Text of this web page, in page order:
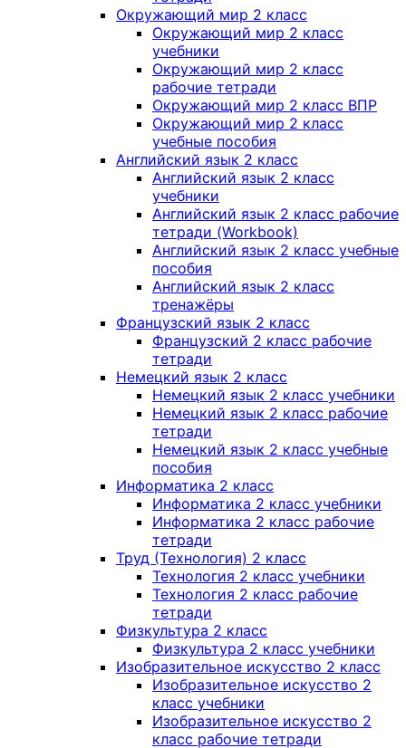
Окружающий мир 2 класс
Окружающий мир 2 класс
учебники
Окружающий мир 2 класс
рабочие тетради
Окружающий мир 2 класс ВПР
Окружающий мир 2 класс
учебные пособия
Английский язык 2 класс
Английский язык 2 класс
учебники
Английский язык 2 класс рабочие
тетради (Workbook)
Английский язык 2 класс учебные
пособия
Английский язык 2 класс
тренажёры
Французский язык 2 класс
Французский 2 класс рабочие
тетради
Немецкий язык 2 класс
Немецкий язык 2 класс учебники
Немецкий язык 2 класс рабочие
тетради
Немецкий язык 2 класс учебные
пособия
Информатика 2 класс
Информатика 2 класс учебники
Информатика 2 класс рабочие
тетради
Труд (Технология) 2 класс
Технология 2 класс учебники
Технология 2 класс рабочие
тетради
Физкультура 2 класс
Физкультура 2 класс учебники
Изобразительное искусство 2 класс
Изобразительное искусство 2
класс учебники
Изобразительное искусство 2
класс рабочие тетради